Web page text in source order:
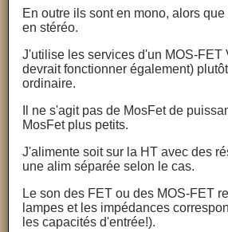
En outre ils sont en mono, alors
en stéréo.
J'utilise les services d'un MOS-FET
devrait fonctionner également)
ordinaire.
Il ne s'agit pas de MosFet de
MosFet plus petits.
J'alimente soit sur la HT avec des
une alim séparée selon le cas.
Le son des FET ou des MOS-FET
lampes et les impédances
les capacités d'entrée!).